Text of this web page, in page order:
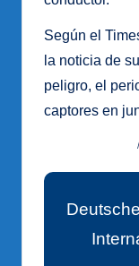
Según el
la noticia de
peligro, el
captores en